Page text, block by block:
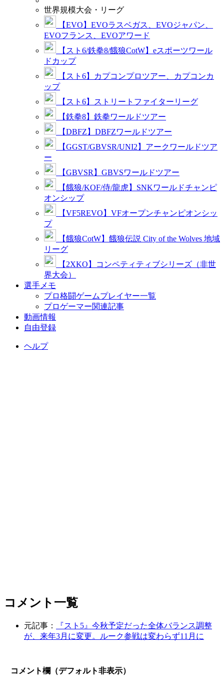
世界規模大会・リーグ
【EVO】EVOラスベガス、EVOジャパン、
EVOフランス、EVOアワード
【スト6/鉄拳8/餓狼CotW】eスポーツワール
ドカップ
【スト6】カプコンプロツアー、カプコンカ
ップ
【スト6】ストリートファイターリーグ
【鉄拳8】鉄拳ワールドツアー
【DBFZ】DBFZワールドツアー
【GGST/GBVSR/UNI2】アークワールドツア
ー
【GBVSR】GBVSワールドツアー
【餓狼/KOF/侍/龍虎】SNKワールドチャンピ
オンシップ
【VF5REVO】VFオープンチャンピオンシッ
プ
【餓狼CotW】餓狼伝説 City of the Wolves 地域
リーグ
【2XKO】コンペティティブシリーズ（非世
界大会）
選手メモ
プロ格闘ゲームプレイヤー一覧
プロゲーマー関連記事
動画情報
自由登録
ヘルプ
コメント一覧
元記事：
『スト5』今秋予定だった全体バランス調整
が、来年3月に変更。ルーク参戦は変わらず11月に
コメント欄（デフォルト非表示）